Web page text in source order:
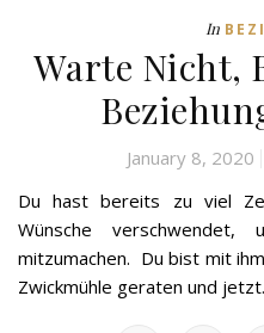
In
Warte Nicht,
January 8, 2020
Du hast bereits zu viel
Wünsche
mitzumachen. Du bist mit
Zwickmühle geraten und